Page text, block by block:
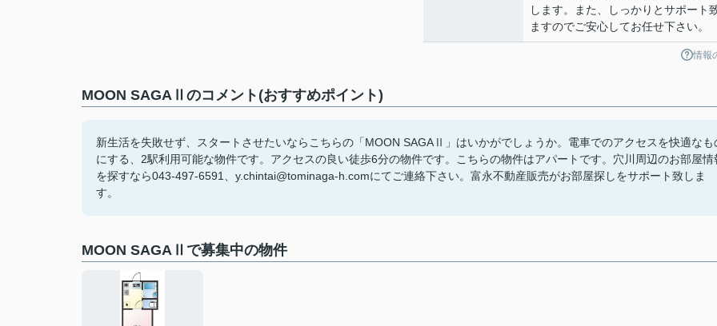
します。また、しっかりとサポート
ますのでご安心してお任せ下さい。
情報
MOON SAGAⅡのコメント(おすすめポイント)
新生活を失敗せず、スタートさせたいならこちらの「MOON SAGAⅡ」はいかがでしょうか。電車でのアクセスを快適なも
にする、2駅利用可能な物件です。アクセスの良い徒歩6分の物件です。こちらの物件はアパートです。穴川周辺のお部屋情
を探すなら043-497-6591、y.chintai@tominaga-h.comにてご連絡下さい。富永不動産販売がお部屋探しをサポート致しま
す。
MOON SAGAⅡで募集中の物件